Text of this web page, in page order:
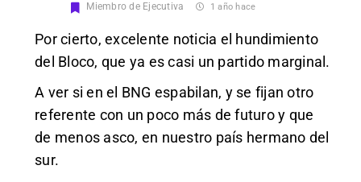
Miembro de Ejecutiva 1 año hace
Por cierto, excelente noticia el hundimiento
del Bloco, que ya es casi un partido marginal.
A ver si en el BNG espabilan, y se fijan otro
referente con un poco más de futuro y que
de menos asco, en nuestro país hermano del
sur.